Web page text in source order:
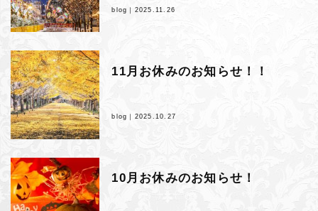
blog｜ 2025.11.26
11月お休みのお知らせ！！
blog｜ 2025.10.27
10月お休みのお知らせ！